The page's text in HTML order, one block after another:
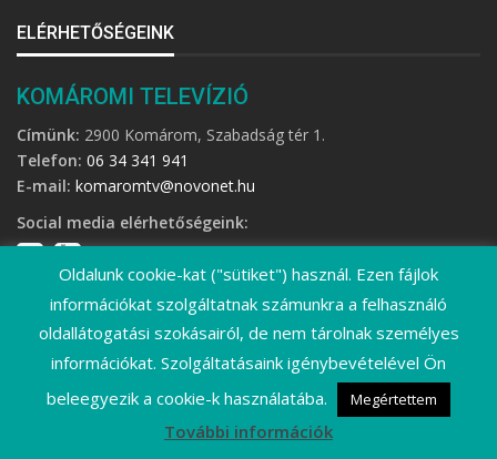
ELÉRHETŐSÉGEINK
KOMÁROMI TELEVÍZIÓ
Címünk: 2900 Komárom, Szabadság tér 1.
Telefon: 06 34 341 941
E-mail: komaromtv@novonet.hu
Social media elérhetőségeink:
©2026 Komáromi Televízió • Minden jog fenntartva!
Oldalunk cookie-kat ("sütiket") használ. Ezen fájlok
információkat szolgáltatnak számunkra a felhasználó
oldallátogatási szokásairól, de nem tárolnak személyes
információkat. Szolgáltatásaink igénybevételével Ön
beleegyezik a cookie-k használatába.
Megértettem
További információk